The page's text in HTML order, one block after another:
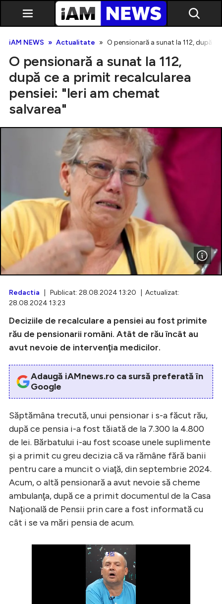
Exclusiv
Intră în cont
Creează cont
iAM NEWS Actualitate O pensionară a sunat la 112, după
O pensionară a sunat la 112,
după ce a primit recalcularea
pensiei: "Ieri am chemat
salvarea"
Redactia | Publicat: 28.08.2024 13:20 | Actualizat:
28.08.2024 13:23
Deciziile de recalculare a pensiei au fost primite
rău de pensionarii români. Atât de rău încât au
avut nevoie de intervenţia medicilor.
Adaugă iAMnews.ro ca sursă preferată în
Google
Săptămâna trecută, unui pensionar i s-a făcut rău,
după ce pensia i-a fost tăiată de la 7.300 la 4.800
de lei. Bărbatului i-au fost scoase unele suplimente
şi a primit cu greu decizia că va rămâne fără banii
pentru care a muncit o viaţă, din septembrie 2024.
Acum, o altă pensionară a avut nevoie să cheme
ambulanţa, după ce a primit documentul de la Casa
Naţională de Pensii prin care a fost informată cu
cât i se va mări pensia de acum.